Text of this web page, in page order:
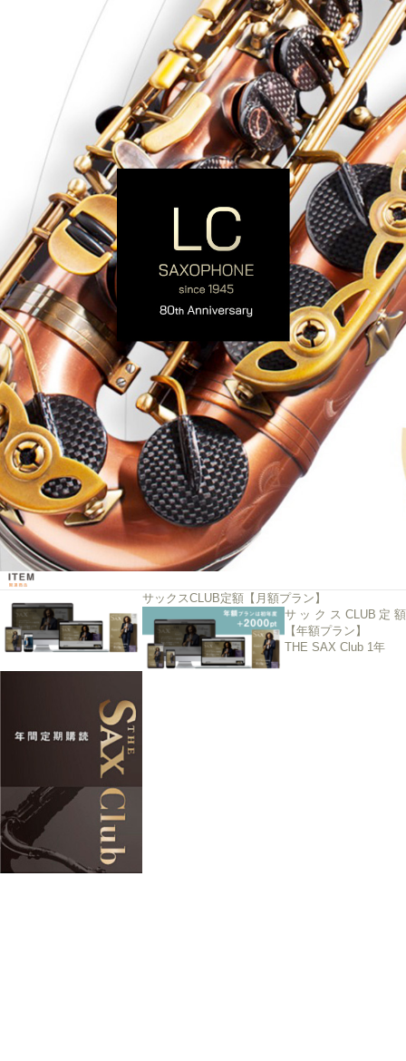
サックスCLUB定額【月額プラン】
サックスCLUB定額
【年額プラン】
THE SAX Club 1年